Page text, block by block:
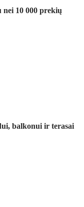
10 000 prekių
balkonui ir terasai